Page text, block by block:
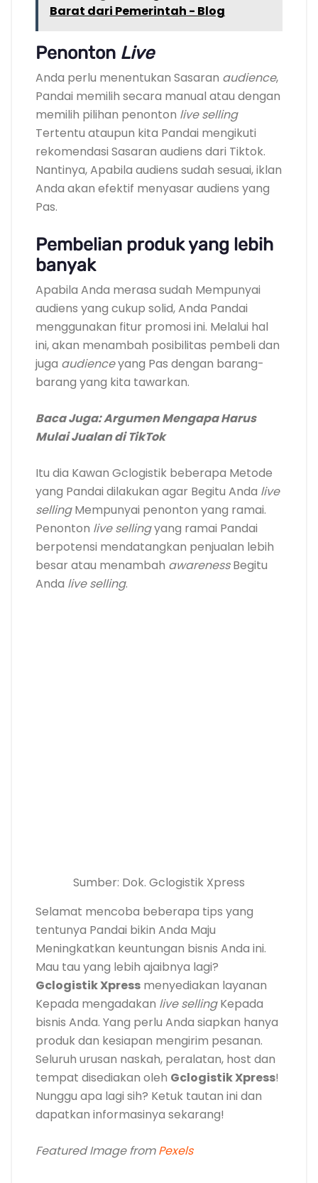
Barat dari Pemerintah - Blog
Penonton Live
Anda perlu menentukan Sasaran audience,
Pandai memilih secara manual atau dengan
memilih pilihan penonton live selling
Tertentu ataupun kita Pandai mengikuti
rekomendasi Sasaran audiens dari Tiktok.
Nantinya, Apabila audiens sudah sesuai, iklan
Anda akan efektif menyasar audiens yang
Pas.
Pembelian produk yang lebih
banyak
Apabila Anda merasa sudah Mempunyai
audiens yang cukup solid, Anda Pandai
menggunakan fitur promosi ini. Melalui hal
ini, akan menambah posibilitas pembeli dan
juga audienceyang Pas dengan barang-
barang yang kita tawarkan.
Baca Juga:Argumen Mengapa Harus
Mulai Jualan di TikTok
Itu dia Kawan Gclogistik beberapa Metode
yang Pandai dilakukan agar Begitu Anda live
sellingMempunyai penonton yang ramai.
Penonton live sellingyang ramai Pandai
berpotensi mendatangkan penjualan lebih
besar atau menambah awarenessBegitu
Anda live selling.
Sumber: Dok. Gclogistik Xpress
Selamat mencoba beberapa tips yang
tentunya Pandai bikin Anda Maju
Meningkatkan keuntungan bisnis Anda ini.
Mau tau yang lebih ajaibnya lagi?
Gclogistik Xpress menyediakan layanan
Kepada mengadakan live sellingKepada
bisnis Anda. Yang perlu Anda siapkan hanya
produk dan kesiapan mengirim pesanan.
Seluruh urusan naskah, peralatan, host dan
tempat disediakan oleh Gclogistik Xpress!
Nunggu apa lagi sih? Ketuk tautan ini dan
dapatkan informasinya sekarang!
Featured Image fromPexels